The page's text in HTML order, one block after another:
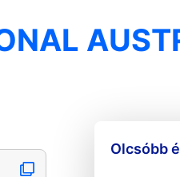
Olcsóbb